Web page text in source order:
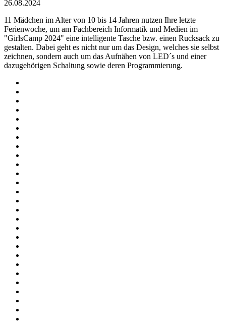
26.08.2024
11 Mädchen im Alter von 10 bis 14 Jahren nutzen Ihre letzte
Ferienwoche, um am Fachbereich Informatik und Medien im
"GirlsCamp 2024" eine intelligente Tasche bzw. einen Rucksack zu
gestalten. Dabei geht es nicht nur um das Design, welches sie selbst
zeichnen, sondern auch um das Aufnähen von LED´s und einer
dazugehörigen Schaltung sowie deren Programmierung.